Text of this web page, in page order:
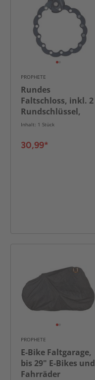
PROPHETE
Rundes
Faltschloss, inkl. 2
Rundschlüssel,
Länge: 63 cm
Inhalt: 1 Stück
30,99*
PROPHETE
E-Bike Faltgarage,
bis 29" E-Bikes und
Fahrräder